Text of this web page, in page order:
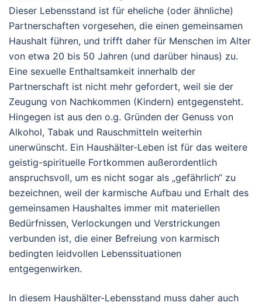
Dieser Lebensstand ist für eheliche (oder ähnliche)
Partnerschaften vorgesehen, die einen gemeinsamen
Haushalt führen, und trifft daher für Menschen im Alter
von etwa 20 bis 50 Jahren (und darüber hinaus) zu.
Eine sexuelle Enthaltsamkeit innerhalb der
Partnerschaft ist nicht mehr gefordert, weil sie der
Zeugung von Nachkommen (Kindern) entgegensteht.
Hingegen ist aus den o.g. Gründen der Genuss von
Alkohol, Tabak und Rauschmitteln weiterhin
unerwünscht. Ein Haushälter-Leben ist für das weitere
geistig-spirituelle Fortkommen außerordentlich
anspruchsvoll, um es nicht sogar als „gefährlich“ zu
bezeichnen, weil der karmische Aufbau und Erhalt des
gemeinsamen Haushaltes immer mit materiellen
Bedürfnissen, Verlockungen und Verstrickungen
verbunden ist, die einer Befreiung von karmisch
bedingten leidvollen Lebenssituationen
entgegenwirken.
In diesem Haushälter-Lebensstand muss daher auch